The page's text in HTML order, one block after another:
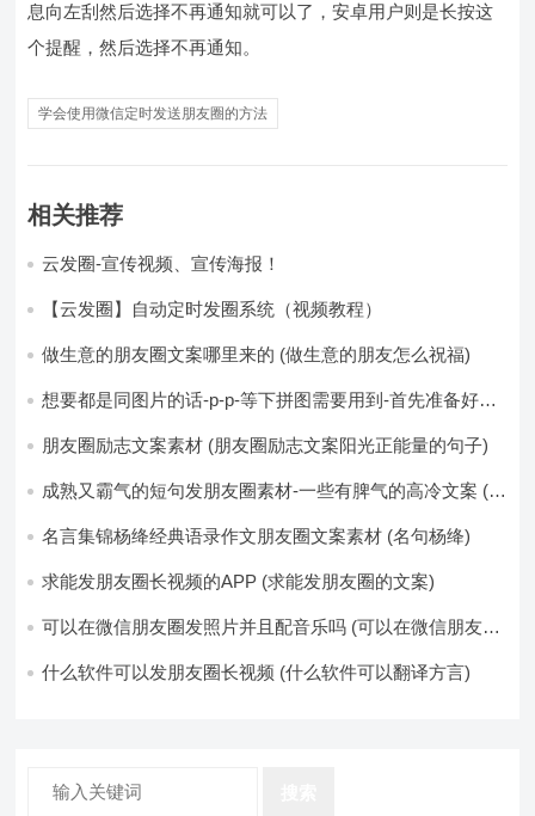
息向左刮然后选择不再通知就可以了，安卓用户则是长按这
个提醒，然后选择不再通知。
学会使用微信定时发送朋友圈的方法
相关推荐
云发圈-宣传视频、宣传海报！
【云发圈】自动定时发圈系统（视频教程）
做生意的朋友圈文案哪里来的 (做生意的朋友怎么祝福)
想要都是同图片的话-p-p-等下拼图需要用到-首先准备好最
片-如果想要图片都不同得话-1-p-可以准备好45张的不同图
朋友圈励志文案素材 (朋友圈励志文案阳光正能量的句子)
成熟又霸气的短句发朋友圈素材-一些有脾气的高冷文案 (成
名言集锦杨绛经典语录作文朋友圈文案素材 (名句杨绛)
求能发朋友圈长视频的APP (求能发朋友圈的文案)
可以在微信朋友圈发照片并且配音乐吗 (可以在微信朋友圈
什么软件可以发朋友圈长视频 (什么软件可以翻译方言)